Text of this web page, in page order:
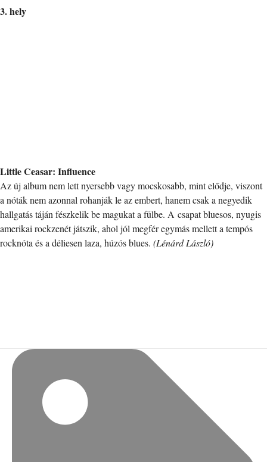
3. hely
Little Ceasar: Influence
Az új album nem lett nyersebb vagy mocskosabb, mint elődje, viszont
a nóták nem azonnal rohanják le az embert, hanem csak a negyedik
hallgatás táján fészkelik be magukat a fülbe. A csapat bluesos, nyugis
amerikai rockzenét játszik, ahol jól megfér egymás mellett a tempós
rocknóta és a déliesen laza, húzós blues. (Lénárd László)